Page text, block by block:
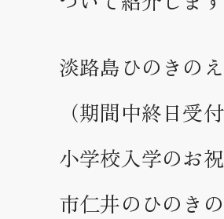
淡路島ひのきの
（期間中終日受付
小学校入学のお
市仁井のひのき